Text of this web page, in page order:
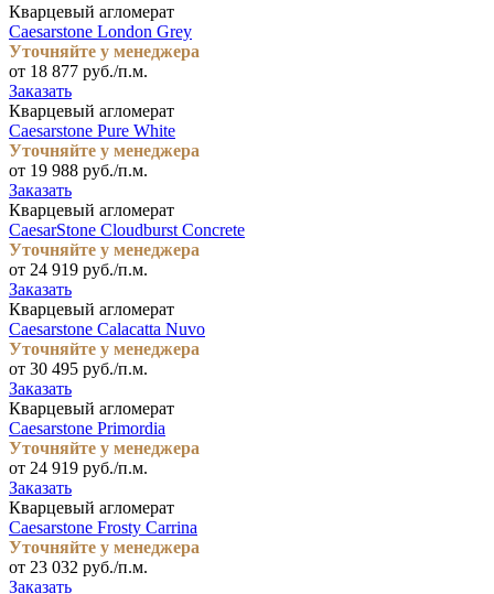
Кварцевый агломерат
Caesarstone London Grey
Уточняйте у менеджера
от 18 877 руб./п.м.
Заказать
Кварцевый агломерат
Caesarstone Pure White
Уточняйте у менеджера
от 19 988 руб./п.м.
Заказать
Кварцевый агломерат
CaesarStone Cloudburst Concrete
Уточняйте у менеджера
от 24 919 руб./п.м.
Заказать
Кварцевый агломерат
Caesarstone Calacatta Nuvo
Уточняйте у менеджера
от 30 495 руб./п.м.
Заказать
Кварцевый агломерат
Caesarstone Primordia
Уточняйте у менеджера
от 24 919 руб./п.м.
Заказать
Кварцевый агломерат
Caesarstone Frosty Carrina
Уточняйте у менеджера
от 23 032 руб./п.м.
Заказать